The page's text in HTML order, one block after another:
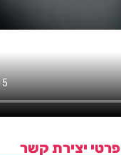
פרטי יצירת קשר